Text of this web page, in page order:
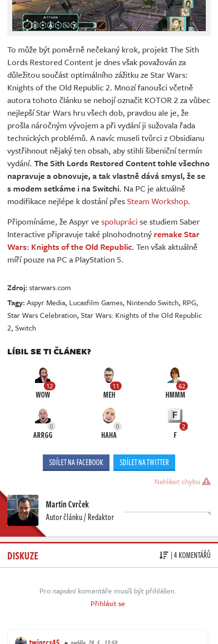
To může být poměrně nečekaný krok, projekt The Sith
Lords Restored Content je dnes však považován za
důležitou součást optimálního zážitku ze Star Wars:
Knights of the Old Republic 2. Mnozí fanoušci včetně
autora tohoto článku se nebojí označit KOTOR 2 za vůbec
nejlepší Star Wars hru všech dob, pravdou ale je, že
prošla náročným vývojem a při vydání ji sužovala řada
technických problémů. A navíc museli tvůrci z Obsidianu
vystřihnout nějaký ten obsah, aby stihli šibeniční termín
vydání. The Sith Lords Restored Content tohle všechno
napravuje a obnovuje, a tak vlastně dává smysl, že se
s modem setkáme i na Switchi. Na PC je aktuálně
modifikace nejlépe k dostání přesSteam Workshop.
Připomínáme, že Aspyr ve spolupráci se studiem Saber
Interactive připravuje také plnohodnotný remake Star
Wars: Knights of the Old Republic. Ten však aktuálně
míří pouze na PC a PlayStation 5.
Zdroj:starwars.com
Tagy:Aspyr Media, Lucasfilm Games, Nintendo Switch, RPG,
Star Wars Celebration,Star Wars: Knights of the Old Republic
2,Switch
LÍBIL SE TI ČLÁNEK?
12
WOW
11
MEH
62
HMMM
0
ARRGG
0
HAHA
2
F
SDÍLET NA FACEBOOK SDÍLET NA TWITTER
Nahlásit chybu
Martin Cvrček
Autor článku / Redaktor
DISKUZE | 4 KOMENTÁŘŮ
Pro napsání komentáře musíš být přihlášen.
Přihlásit se